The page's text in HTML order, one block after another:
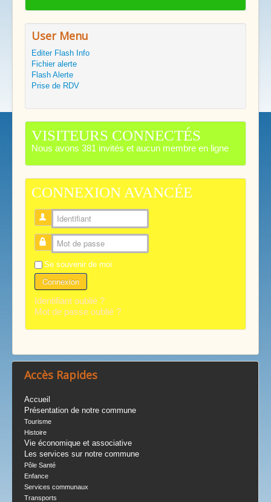
User Menu
Editer Flash Info
Fichier alerte
Flash Alerte
Prise de RDV
VISITEURS CONNECTÉS
Nous avons 381 invités et aucun membre en ligne
CONNEXION AVANCÉE
Identifiant
Mot de passe
Se souvenir de moi
Connexion
Identifiant oublié ?
Mot de passe oublié ?
Accès Rapides
Accueil
Présentation de notre commune
Tourisme
Histoire
Vie économique et associative
Les services sur notre commune
Pôle Santé
Enfance
Services communaux
Transports